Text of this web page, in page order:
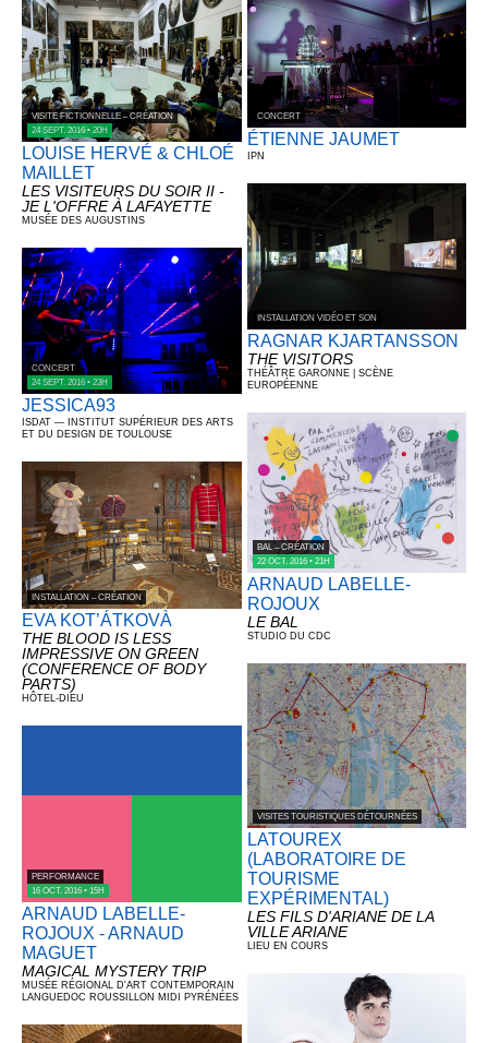
VISITE FICTIONNELLE – CRÉATION
24 SEPT. 2016 • 20H
LOUISE HERVÉ & CHLOÉ
MAILLET
LES VISITEURS DU SOIR II -
JE L'OFFRE À LAFAYETTE
MUSÉE DES AUGUSTINS
CONCERT
24 SEPT. 2016 • 23H
JESSICA93
ISDAT — INSTITUT SUPÉRIEUR DES ARTS
ET DU DESIGN DE TOULOUSE
INSTALLATION – CRÉATION
EVA KOT’ÁTKOVÀ
THE BLOOD IS LESS
IMPRESSIVE ON GREEN
(CONFERENCE OF BODY
PARTS)
HÔTEL-DIEU
PERFORMANCE
16 OCT. 2016 • 15H
ARNAUD LABELLE-
ROJOUX - ARNAUD
MAGUET
MAGICAL MYSTERY TRIP
MUSÉE RÉGIONAL D'ART CONTEMPORAIN
LANGUEDOC ROUSSILLON MIDI PYRÉNÉES
CONCERT
ÉTIENNE JAUMET
IPN
INSTALLATION VIDÉO ET SON
RAGNAR KJARTANSSON
THE VISITORS
THÉÂTRE GARONNE | SCÈNE
EUROPÉENNE
BAL – CRÉATION
22 OCT. 2016 • 21H
ARNAUD LABELLE-
ROJOUX
LE BAL
STUDIO DU CDC
VISITES TOURISTIQUES DÉTOURNÉES
LATOUREX
(LABORATOIRE DE
TOURISME
EXPÉRIMENTAL)
LES FILS D'ARIANE DE LA
VILLE ARIANE
LIEU EN COURS